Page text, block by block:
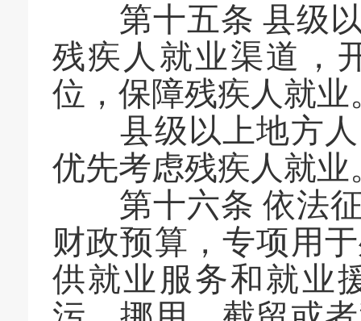
第十五条 县级以
残疾人就业渠道，
位，保障残疾人就业
县级以上地方人
优先考虑残疾人就业
第十六条 依法征
财政预算，专项用
供就业服务和就业